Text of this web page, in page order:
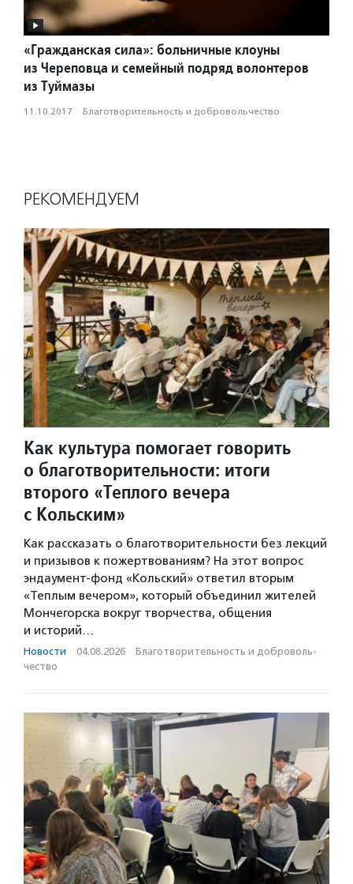
«Гражданская сила»: больничные клоуны
из Череповца и семейный подряд волонтеров
из Туймазы
11.10.2017 · Благотвори­тель­ность и доброволь­чест­во
РЕКОМЕНДУЕМ
Как культура помогает говорить
о благотворительности: итоги
второго «Теплого вечера
с Кольским»
Как рассказать о благотворительности без лекций
и призывов к пожертвованиям? На этот вопрос
эндаумент-фонд «Кольский» ответил вторым
«Теплым вечером», который объединил жителей
Мончегорска вокруг творчества, общения
и историй…
Новости · 04.08.2026 · Благотвори­тель­ность и доброволь­
чест­во